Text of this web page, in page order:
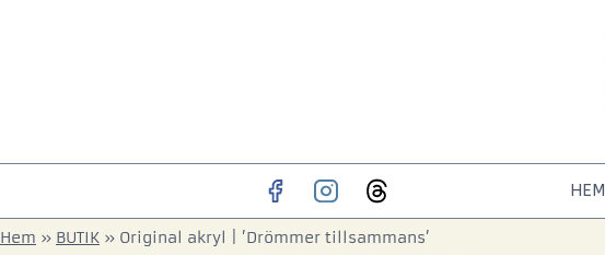
HEM
Hem » BUTIK » Original akryl | ’Drömmer tillsammans’